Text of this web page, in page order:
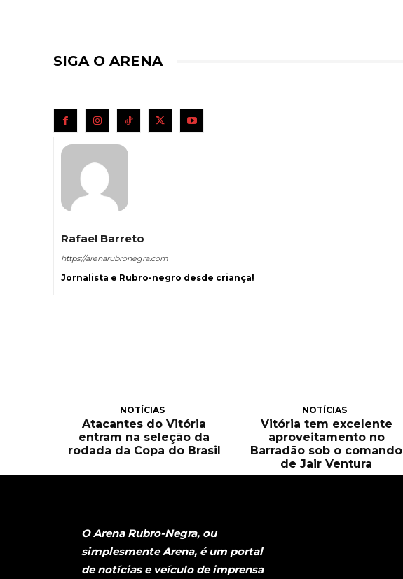
SIGA O ARENA
Rafael Barreto
https://arenarubronegra.com
Jornalista e Rubro-negro desde criança!
NOTÍCIAS
Atacantes do Vitória
entram na seleção da
rodada da Copa do Brasil
NOTÍCIAS
Vitória tem excelente
aproveitamento no
Barradão sob o comando
de Jair Ventura
O Arena Rubro-Negra, ou
simplesmente Arena, é um portal
de notícias e veículo de imprensa